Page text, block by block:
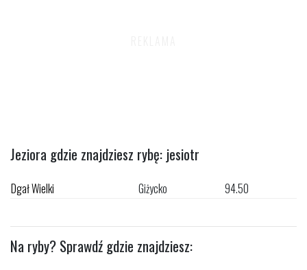
Jeziora gdzie znajdziesz rybę: jesiotr
Dgał Wielki Giżycko 94.50
Na ryby? Sprawdź gdzie znajdziesz: